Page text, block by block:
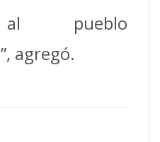
al pueblo
agregó.